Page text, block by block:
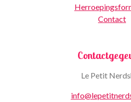
Contact
Le Petit